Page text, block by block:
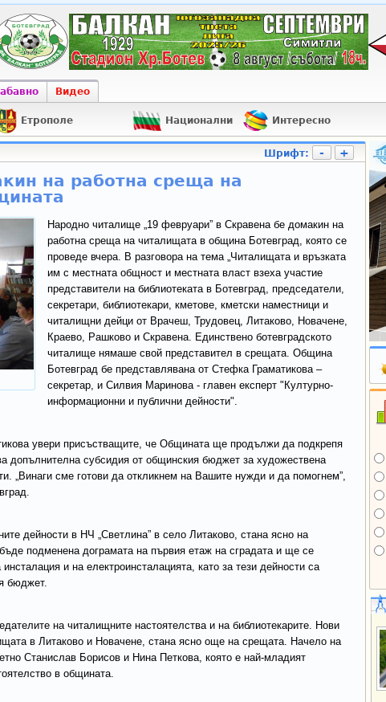
Видео
Етрополе Национални Интересно
Шрифт: - +
на работна среща на
Народно читалище „19 февруари” в Скравена бе домакин на
работна среща на читалищата в община Ботевград, която се
проведе вчера. В разговора на тема „Читалищата и връзката
им с местната общност и местната власт взеха участие
представители на библиотеката в Ботевград, председатели,
секретари, библиотекари, кметове, кметски наместници и
читалищни дейци от Врачеш, Трудовец, Литаково, Новачене,
Краево, Рашково и Скравена. Единствено ботевградското
читалище нямаше свой представител в срещата. Община
Ботевград бе представлявана от Стефка Граматикова –
секретар, и Силвия Маринова - главен експерт "Културно-
информационни и публични дейности".
увери присъстващите, че Общината ще продължи да подкрепя
допълнителна субсидия от общинския бюджет за художествена
„Винаги сме готови да откликнем на Вашите нужди и да помогнем”,
дейности в НЧ „Светлина” в село Литаково, стана ясно на
подменена дограмата на първия етаж на сградата и ще се
и на електроинсталацията, като за тези дейности са
бюджет.
на читалищните настоятелства и на библиотекарите. Нови
в Литаково и Новачене, стана ясно още на срещата. Начело на
Станислав Борисов и Нина Петкова, която е най-младият
в общината.